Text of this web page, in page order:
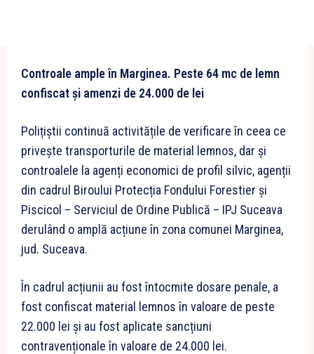
Controale ample în Marginea. Peste 64 mc de lemn
confiscat și amenzi de 24.000 de lei
Polițiștii continuă activitățile de verificare în ceea ce
privește transporturile de material lemnos, dar și
controalele la agenți economici de profil silvic, agenții
din cadrul Biroului Protecția Fondului Forestier și
Piscicol – Serviciul de Ordine Publică – IPJ Suceava
derulând o amplă acțiune în zona comunei Marginea,
jud. Suceava.
În cadrul acțiunii au fost întocmite dosare penale, a
fost confiscat material lemnos în valoare de peste
22.000 lei și au fost aplicate sancțiuni
contravenționale în valoare de 24.000 lei.